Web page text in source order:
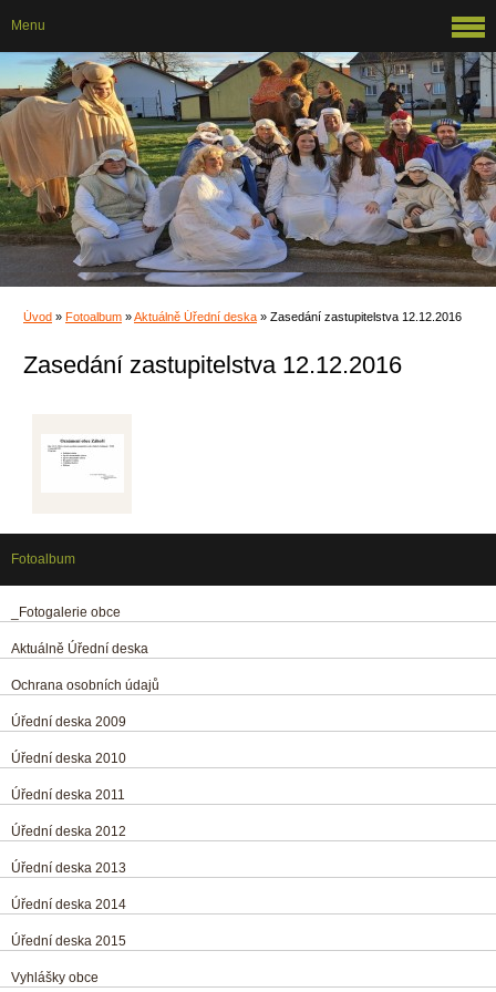
Úvod » Fotoalbum »Aktuálně Úřední deska » Zasedání zastupitelstva 12.12.2016
Zasedání zastupitelstva 12.12.2016
Menu
Fotoalbum
_Fotogalerie obce
Aktuálně Úřední deska
Ochrana osobních údajů
Úřední deska 2009
Úřední deska 2010
Úřední deska 2011
Úřední deska 2012
Úřední deska 2013
Úřední deska 2014
Úřední deska 2015
Vyhlášky obce